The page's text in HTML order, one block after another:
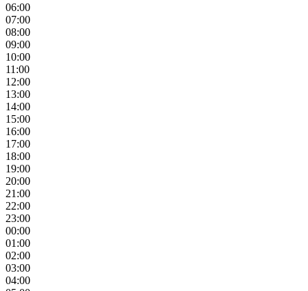
06:00
07:00
08:00
09:00
10:00
11:00
12:00
13:00
14:00
15:00
16:00
17:00
18:00
19:00
20:00
21:00
22:00
23:00
00:00
01:00
02:00
03:00
04:00